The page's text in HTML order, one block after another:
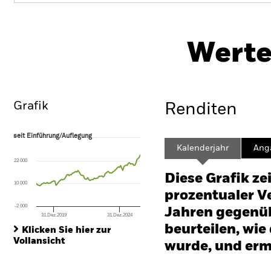
Grafik
seit Einführung/Auflegung
The chart has 1 X axis displaying Time. Range: 2018-09-01 00:00:00 to
The chart has 1 Y axis displaying values. Range: -120 to 240.
seit Einführung/Auflegung
31.Dez.2019 31.Dez.2024
-2 000
10 000
22 000
Klicken Sie hier zur
Vollansicht
Renditen
Kalenderjahr
Diese Grafik
prozentualer
Jahren
beurteilen,
wurde, und